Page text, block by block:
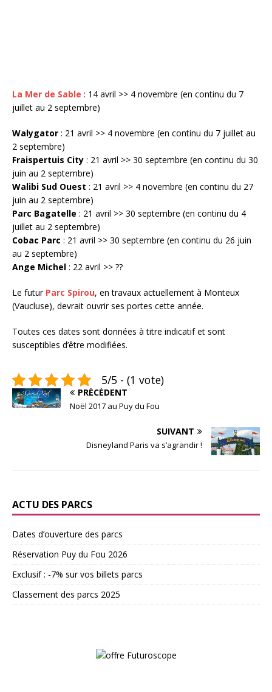
La Mer de Sable : 14 avril >> 4 novembre (en continu du 7
juillet au 2 septembre)
Walygator : 21 avril >> 4 novembre (en continu du 7 juillet au
2 septembre)
Fraispertuis City : 21 avril >> 30 septembre (en continu du 30
juin au 2 septembre)
Walibi Sud Ouest : 21 avril >> 4 novembre (en continu du 27
juin au 2 septembre)
Parc Bagatelle : 21 avril >> 30 septembre (en continu du 4
juillet au 2 septembre)
Cobac Parc : 21 avril >> 30 septembre (en continu du 26 juin
au 2 septembre)
Ange Michel : 22 avril >> ??
Le futur Parc Spirou, en travaux actuellement à Monteux
(Vaucluse), devrait ouvrir ses portes cette année.
Toutes ces dates sont données à titre indicatif et sont
susceptibles d’être modifiées.
5/5 - (1 vote)
PRÉCÉDENT
Noël 2017 au Puy du Fou
SUIVANT
Disneyland Paris va s’agrandir !
ACTU DES PARCS
Dates d’ouverture des parcs
Réservation Puy du Fou 2026
Exclusif : -7% sur vos billets parcs
Classement des parcs 2025